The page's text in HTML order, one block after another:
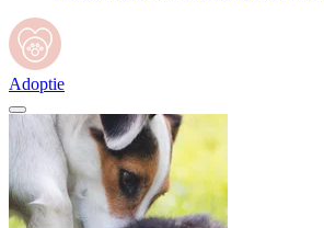
Adoptie